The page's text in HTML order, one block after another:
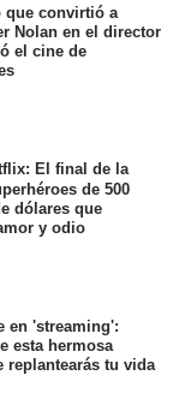
que convirtió a
Nolan en el director
el cine de
El final de la
de 500
dólares que
y odio
en 'streaming':
esta hermosa
replantearás tu vida